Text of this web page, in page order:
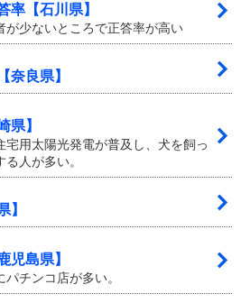
率【石川県】
が少ないところで正答率が高い
奈良県】
県】
用太陽光発電が普及し、犬を飼っ
人が多い。
】
児島県】
チンコ店が多い。